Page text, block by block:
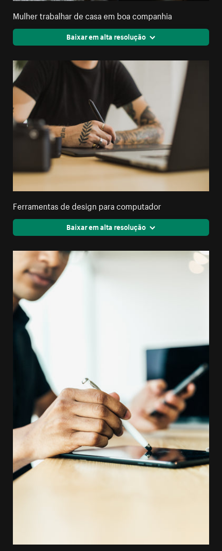
Mulher trabalhar de casa em boa companhia
Baixar em alta resolução
Ferramentas de design para computador
Baixar em alta resolução